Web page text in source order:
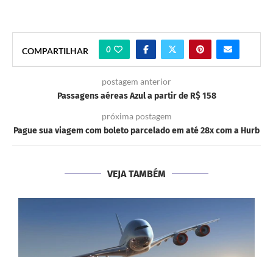
COMPARTILHAR 0
postagem anterior
Passagens aéreas Azul a partir de R$ 158
próxima postagem
Pague sua viagem com boleto parcelado em até 28x com a Hurb
VEJA TAMBÉM